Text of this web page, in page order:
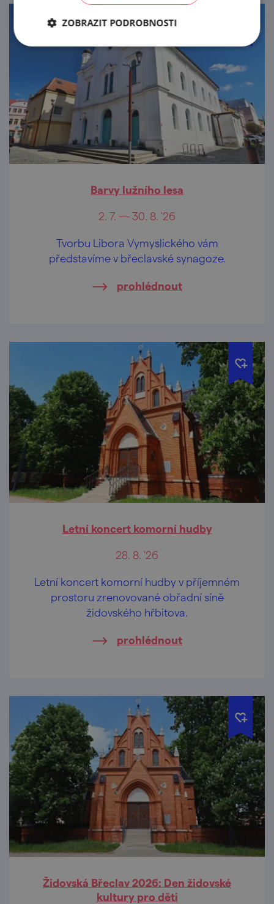
Barvy lužního lesa
2. 7. — 30. 8. '26
Tvorbu Libora Vymyslického vám
představíme v břeclavské synagoze.
prohlédnout
Letní koncert komorní hudby
28. 8. '26
Letní koncert komorní hudby v příjemném
prostoru zrenovované obřadní síně
židovského hřbitova.
prohlédnout
Židovská Břeclav 2026: Den židovské
kultury pro děti
ZOBRAZIT PODROBNOSTI